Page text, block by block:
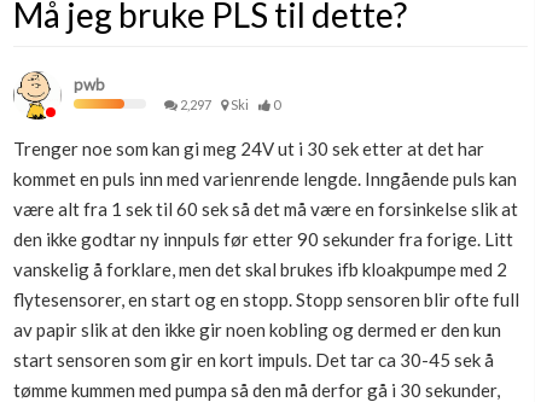
Skaff dokumentasjon som mangler
Kundeservice
Få svar på det du lurer på
Kom i gang med Boligmappa
Se din bolig? Klikk her
Boligmappa+
Få mer ut av Boligmappa
Nytt
Må jeg bruke PLS til dette?
pwb
2,297 Ski 0
Trenger noe som kan gi meg 24V ut i 30 sek etter at det har
kommet en puls inn med varienrende lengde. Inngående puls kan
være alt fra 1 sek til 60 sek så det må være en forsinkelse slik at
den ikke godtar ny innpuls før etter 90 sekunder fra forige. Litt
vanskelig å forklare, men det skal brukes ifb kloakpumpe med 2
flytesensorer, en start og en stopp. Stopp sensoren blir ofte full
av papir slik at den ikke gir noen kobling og dermed er den kun
start sensoren som gir en kort impuls. Det tar ca 30-45 sek å
tømme kummen med pumpa så den må derfor gå i 30 sekunder,